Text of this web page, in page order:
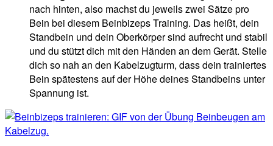
nach hinten, also machst du jeweils zwei Sätze pro
Bein bei diesem Beinbizeps Training. Das heißt, dein
Standbein und dein Oberkörper sind aufrecht und stabil
und du stützt dich mit den Händen an dem Gerät. Stelle
dich so nah an den Kabelzugturm, dass dein trainiertes
Bein spätestens auf der Höhe deines Standbeins unter
Spannung ist.